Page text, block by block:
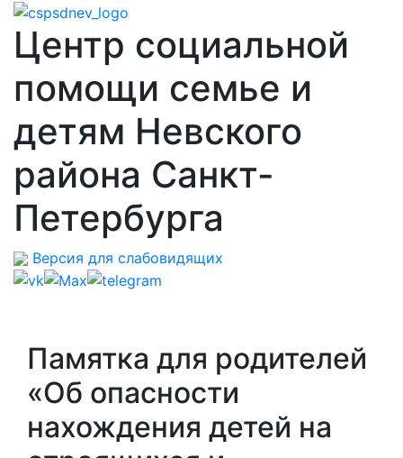
Центр социальной
помощи семье и
детям Невского
района Санкт-
Петербурга
Версия для слабовидящих
Памятка для родителей
«Об опасности
нахождения детей на